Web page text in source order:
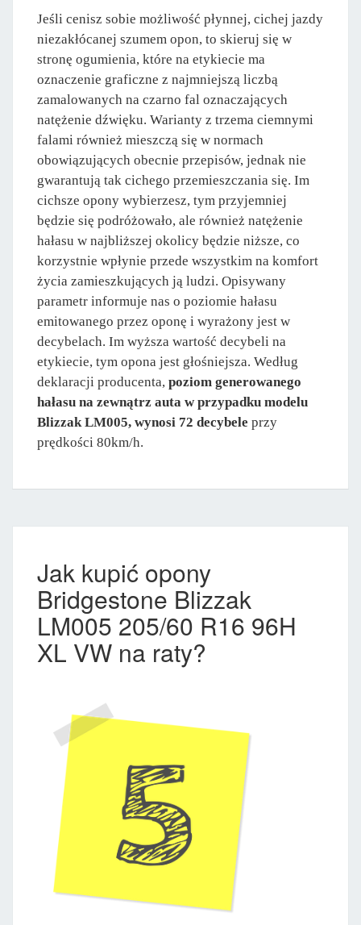
Jeśli cenisz sobie możliwość płynnej, cichej jazdy
niezakłócanej szumem opon, to skieruj się w
stronę ogumienia, które na etykiecie ma
oznaczenie graficzne z najmniejszą liczbą
zamalowanych na czarno fal oznaczających
natężenie dźwięku. Warianty z trzema ciemnymi
falami również mieszczą się w normach
obowiązujących obecnie przepisów, jednak nie
gwarantują tak cichego przemieszczania się. Im
cichsze opony wybierzesz, tym przyjemniej
będzie się podróżowało, ale również natężenie
hałasu w najbliższej okolicy będzie niższe, co
korzystnie wpłynie przede wszystkim na komfort
życia zamieszkujących ją ludzi. Opisywany
parametr informuje nas o poziomie hałasu
emitowanego przez oponę i wyrażony jest w
decybelach. Im wyższa wartość decybeli na
etykiecie, tym opona jest głośniejsza. Według
deklaracji producenta, poziom generowanego
hałasu na zewnątrz auta w przypadku modelu
Blizzak LM005, wynosi 72 decybele przy
prędkości 80km/h.
Jak kupić opony
Bridgestone Blizzak
LM005 205/60 R16 96H
XL VW na raty?